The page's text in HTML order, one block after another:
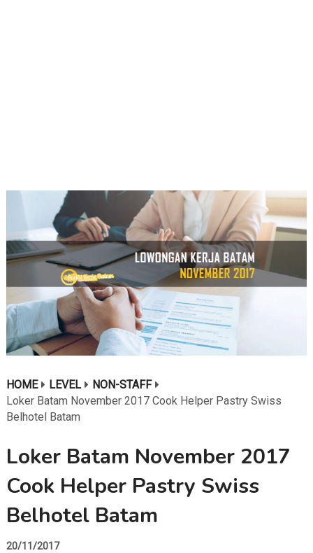
HOME LEVEL
NON-STAFF
Loker Batam November 2017 Cook Helper Pastry Swiss
Belhotel Batam
Loker Batam November 2017
Cook Helper Pastry Swiss
Belhotel Batam
20/11/2017